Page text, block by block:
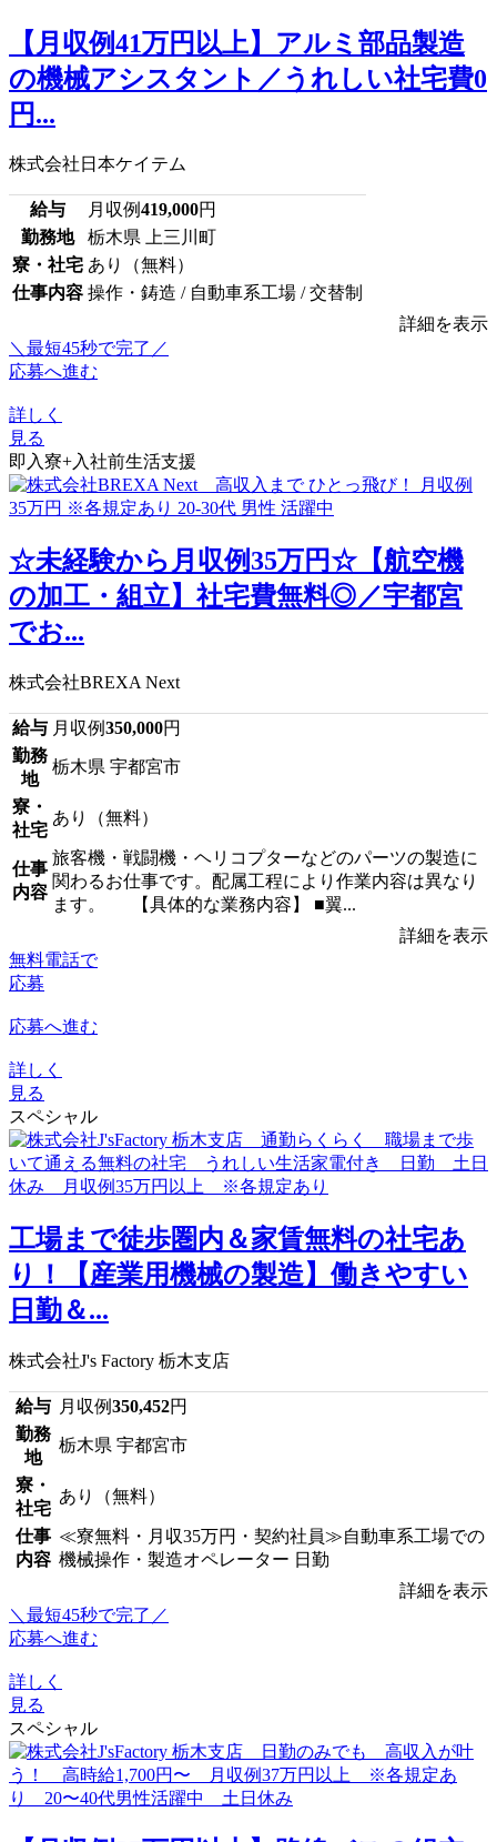
【月収例41万円以上】アルミ部品製造
の機械アシスタント／うれしい社宅費0
円...
株式会社日本ケイテム
給与 月収例419,000円
勤務地
栃木県 上三川町
寮・社宅 あり（無料）
仕事内容 操作・鋳造 / 自動車系工場 / 交替制
詳細を表示
＼最短45秒で完了／
応募へ進む
詳しく
見る
即入寮+入社前生活支援
☆未経験から月収例35万円☆【航空機
の加工・組立】社宅費無料◎／宇都宮
でお...
株式会社BREXA Next
給与 月収例350,000円
勤務
地
栃木県 宇都宮市
寮・
社宅
あり（無料）
仕事
内容
旅客機・戦闘機・ヘリコプターなどのパーツの製造に
関わるお仕事です。配属工程により作業内容は異なり
ます。 【具体的な業務内容】 ■翼...
詳細を表示
無料電話で
応募
応募へ進む
詳しく
見る
スペシャル
工場まで徒歩圏内＆家賃無料の社宅あ
り！【産業用機械の製造】働きやすい
日勤＆...
株式会社J's Factory 栃木支店
給与 月収例350,452円
勤務
地
栃木県 宇都宮市
寮・
社宅
あり（無料）
仕事
内容
≪寮無料・月収35万円・契約社員≫自動車系工場での
機械操作・製造オペレーター 日勤
詳細を表示
＼最短45秒で完了／
応募へ進む
詳しく
見る
スペシャル